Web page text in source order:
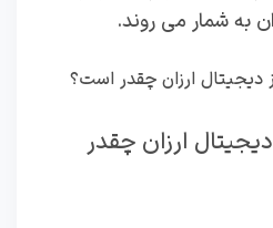
به شمار می روند.
ارزان چقدر